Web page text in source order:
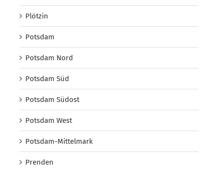
Plötzin
Potsdam
Potsdam Nord
Potsdam Süd
Potsdam Südost
Potsdam West
Potsdam-Mittelmark
Prenden